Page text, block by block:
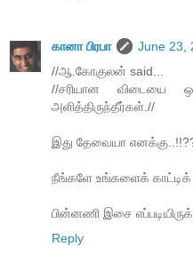
கானா பிரபா
June 23,
//ஆ.கோகுலன் said...
//சரியான விடையை
அளித்திருந்தீர்கள்.//
இது தேவையா
நீங்களே உங்களைக்
பின்னணி இசை
Reply